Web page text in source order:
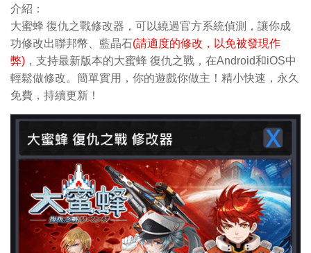
介紹：
大蜜蜂 復仇之戰修改器，可以繞過官方系統偵測，讓你成
功修改出聯邦幣 、藍晶石(請適度的修改，以免被發現作
弊) ，支持最新版本的大蜜蜂 復仇之戰，在Android和iOS中
輕鬆做修改。簡單實用，你的遊戲你做主！精小快速，永久
免費，持續更新！